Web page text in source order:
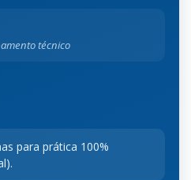
técnico
para prática 100%